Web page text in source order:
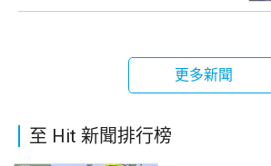
更多新聞
至 Hit 新聞排行榜